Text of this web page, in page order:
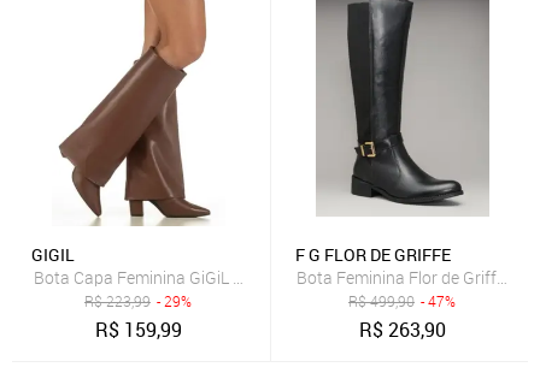
GIGIL
Bota Capa Feminina GiGiL Cano Longo Salto Alto Bloco Bico Fino
R$223,99 - 29%
R$ 159,99
F G FLOR DE GRIFFE
Bota Feminina Flor de Griffe
R$499,90 - 47%
R$263,90